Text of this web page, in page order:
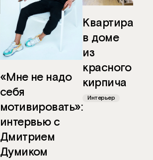
Одноклассники
«Мне не надо
себя
мотивировать»:
интервью с
Дмитрием
Думиком
Квартира
в доме
из
красного
кирпича
Интерьер